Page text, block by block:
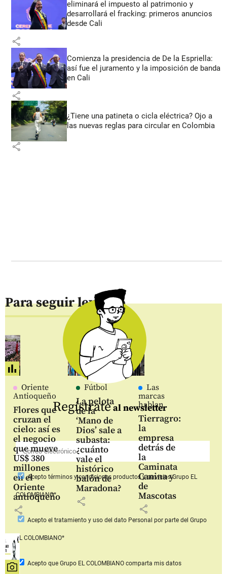
eliminará el impuesto al patrimonio y
desarrollará el fracking: primeros anuncios
desde Cali
share
Comienza la presidencia de De la Espriella:
así fue el juramento y la imposición de banda
en Cali
share
¿Tiene una patineta o cicla eléctrica? Ojo a
las nuevas reglas para circular en Colombia
share
Para seguir leyendo
Oriente
Antioqueño
Flores que
cruzan el
cielo: así es
el negocio
que mueve
US$ 380
millones
en el
Oriente
antioqueño
share
Fútbol
La pelota
de la
‘Mano de
Dios’ sale a
subasta:
¿cuánto
vale el
histórico
balón de
Maradona?
share
Las
marcas
hablan
Tierragro:
la
empresa
detrás de
la
Caminata
Canina y
de
Mascotas
share
Regístrateal newsletter
Aceptotérminos y condiciones productos y serviciosGrupo EL
COLOMBIANO*
Acepto el tratamiento y uso del dato Personal por parte del Grupo
EL COLOMBIANO*
Acepto que Grupo EL COLOMBIANOcomparta mis datos